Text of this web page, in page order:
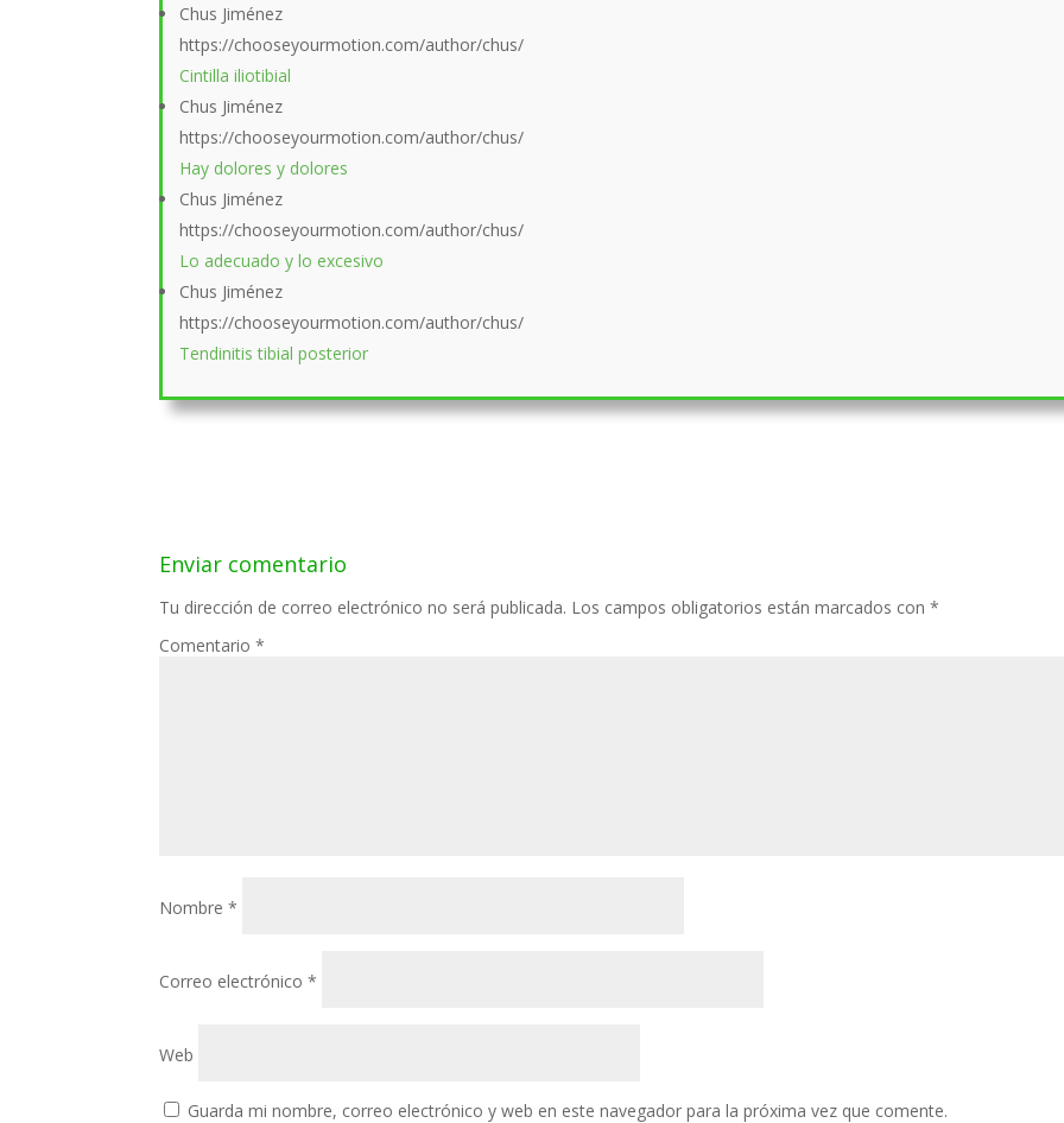
Chus Jiménez
https://chooseyourmotion.com/author/chus/
Cintilla iliotibial
Chus Jiménez
https://chooseyourmotion.com/author/chus/
Hay dolores y dolores
Chus Jiménez
https://chooseyourmotion.com/author/chus/
Lo adecuado y lo excesivo
Chus Jiménez
https://chooseyourmotion.com/author/chus/
Tendinitis tibial posterior
Enviar comentario
Tu dirección de correo electrónico no será publicada. Los campos obligatorios están marcados con*
Comentario*
Nombre*
Correo electrónico*
Web
Guarda mi nombre, correo electrónico y web en este navegador para la próxima vez que comente.